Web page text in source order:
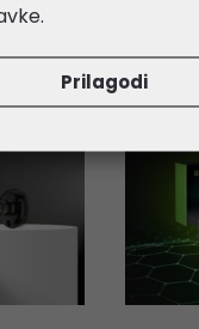
Prilagodi